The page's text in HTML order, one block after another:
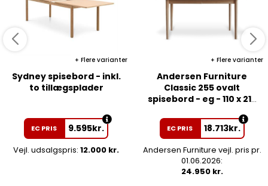
Flere varianter
Sydney spisebord - inkl.
to tillægsplader
EC PRIS 9.595kr.
Vejl. udsalgspris: 12.000 kr.
Flere varianter
Andersen Furniture
Classic 255 ovalt
spisebord - eg - 110 x 215
EC PRIS 18.713kr.
Andersen Furniture vejl. pris pr.
01.06.2026:
24.950 kr.